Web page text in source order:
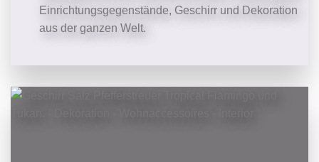
Einrichtungsgegenstände, Geschirr und Dekoration
aus der ganzen Welt.